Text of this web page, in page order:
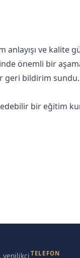
ve kalite
önemli bir
bildirim
bir eğitim
yenilikçi TELEFON